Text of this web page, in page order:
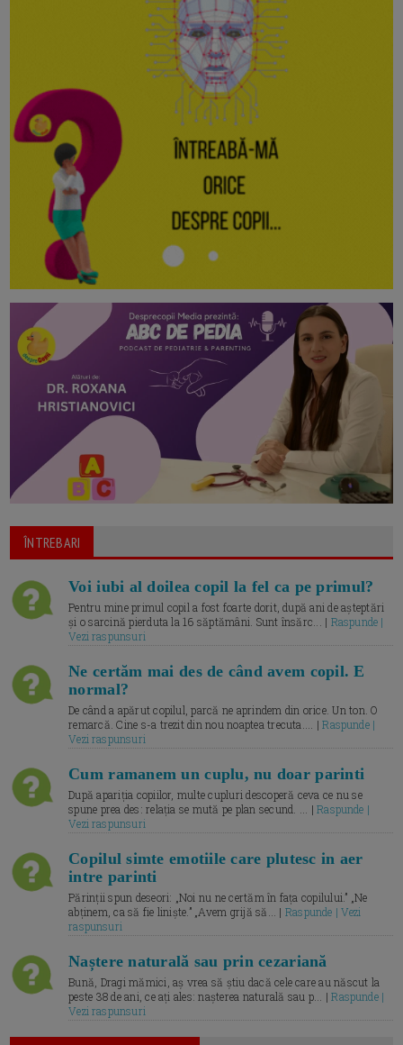
ÎNTREBARI
Voi iubi al doilea copil la fel ca pe primul?
Pentru mine primul copil a fost foarte dorit, după ani de așteptări
și o sarcină pierduta la 16 săptămâni. Sunt însărc... | Raspunde |
Vezi raspunsuri
Ne certăm mai des de când avem copil. E
normal?
De când a apărut copilul, parcă ne aprindem din orice. Un ton. O
remarcă. Cine s-a trezit din nou noaptea trecuta.... |Raspunde |
Vezi raspunsuri
Cum ramanem un cuplu, nu doar parinti
După apariția copiilor, multe cupluri descoperă ceva ce nu se
spune prea des: relația se mută pe plan secund. ... |Raspunde |
Vezi raspunsuri
Copilul simte emotiile care plutesc in aer
intre parinti
Părinții spun deseori: „Noi nu ne certăm în fața copilului.” „Ne
abținem, ca să fie liniște.” „Avem grijă să... | Raspunde | Vezi
raspunsuri
Naștere naturală sau prin cezariană
Bună, Dragi mămici, aș vrea să știu dacă cele care au născut la
peste 38 de ani, ce ați ales: nașterea naturală sau p... |Raspunde |
Vezi raspunsuri